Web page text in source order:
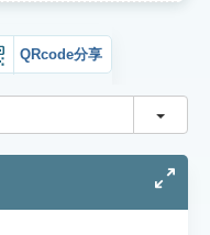
QRcode分享
切換